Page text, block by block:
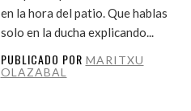
en la hora del patio. Que hablas
solo en la ducha explicando...
PUBLICADO POR MARITXU
OLAZABAL